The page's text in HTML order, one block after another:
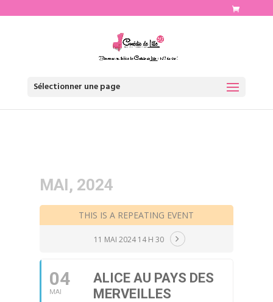
Sélectionner une page
MAI, 2024
THIS IS A REPEATING EVENT
11 MAI 2024 14 H 30
04
MAI
ALICE AU PAYS DES
MERVEILLES